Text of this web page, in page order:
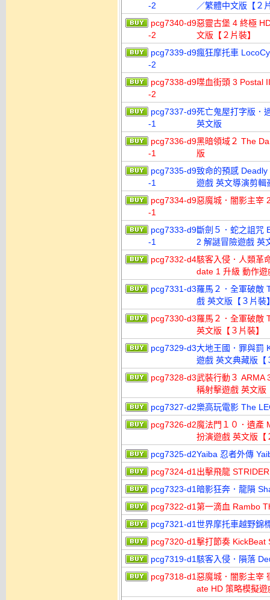
-2
／繁體中文版【２
pcg7340-d9
-2
惡靈古堡 4 終極
文版【２片裝】
pcg7339-d9
-2
瘋狂摩托車
pcg7338-d9
-2
喋血街頭 3 Postal
pcg7337-d9
-1
死亡鬼屋打字版．
英文版
pcg7336-d9
-1
黑暗領域２ The
版
pcg7335-d9
-1
致命的預感
遊戲 英文導演剪輯
pcg7334-d9
-1
惡魔城．闇影主宰
pcg7333-d9
-1
斷劍５．蛇之詛咒
2 解謎冒險遊戲 英
pcg7332-d4駭客入侵．人類革
date 1 升級 動作
pcg7331-d3羅馬２．全軍破敵
戲 英文版【３片裝
pcg7330-d3羅馬２．全軍破敵
英文版【３片裝】
pcg7329-d3大地王國．罪與罰
遊戲 英文典藏版【
pcg7328-d3武裝行動３ ARMA
稱射擊遊戲 英文版
pcg7327-d2樂高玩電影 The
pcg7326-d2魔法門１０．遺產
扮演遊戲 英文版【
pcg7325-d2Yaiba 忍者外傳
pcg7324-d1 出擊飛龍
pcg7323-d1 暗影狂奔．龍隕
pcg7322-d1第一滴血 Rambo
pcg7321-d1世界摩托車越野錦
pcg7320-d1擊打節奏 KickBeat
pcg7319-d1駭客入侵．隕落
pcg7318-d1惡魔城．闇影主宰
ate HD 策略模擬